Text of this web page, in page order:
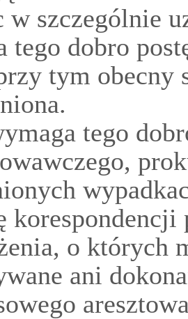
w szczególnie
tego dobro
tym obecny
tego
korespondencji
o których
ani